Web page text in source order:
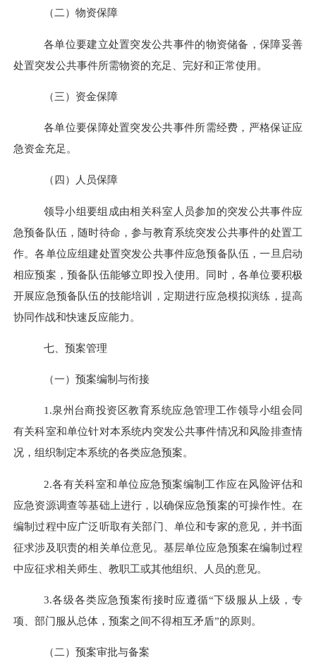
（二）物资保障
各单位要建立处置突发公共事件的物资储备，保障妥善
处置突发公共事件所需物资的充足、完好和正常使用。
（三）资金保障
各单位要保障处置突发公共事件所需经费，严格保证应
急资金充足。
（四）人员保障
领导小组要组成由相关科室人员参加的突发公共事件应
急预备队伍，随时待命，参与教育系统突发公共事件的处置工
作。各单位应组建处置突发公共事件应急预备队伍，一旦启动
相应预案，预备队伍能够立即投入使用。同时，各单位要积极
开展应急预备队伍的技能培训，定期进行应急模拟演练，提高
协同作战和快速反应能力。
七、预案管理
（一）预案编制与衔接
1.泉州台商投资区教育系统应急管理工作领导小组会同
有关科室和单位针对本系统内突发公共事件情况和风险排查情
况，组织制定本系统的各类应急预案。
2.各有关科室和单位应急预案编制工作应在风险评估和
应急资源调查等基础上进行，以确保应急预案的可操作性。在
编制过程中应广泛听取有关部门、单位和专家的意见，并书面
征求涉及职责的相关单位意见。基层单位应急预案在编制过程
中应征求相关师生、教职工或其他组织、人员的意见。
3.各级各类应急预案衔接时应遵循“下级服从上级，专
项、部门服从总体，预案之间不得相互矛盾”的原则。
（二）预案审批与备案